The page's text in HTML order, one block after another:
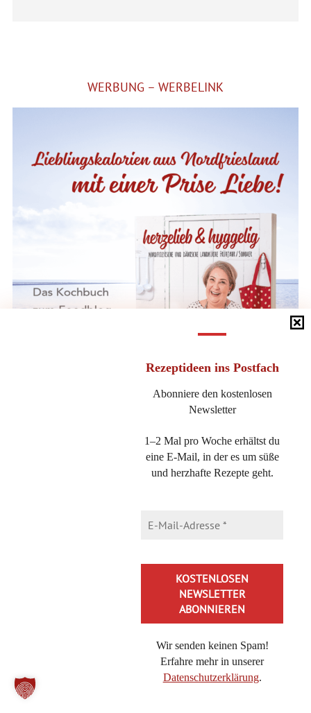
Rezeptideen ins Postfach
Abonniere den kostenlosen
Newsletter
1–2 Mal pro Woche erhältst du
eine E-Mail, in der es um süße
und herzhafte Rezepte geht.
Wir senden keinen Spam!
Erfahre mehr in unserer
Datenschutzerklärung.
WERBUNG – WERBELINK
NEUESTE BEITRÄGE
Brokkoli-Pasta mit Feta – ein 20-Minuten Nudelgericht
Bienenkaramell, schnelles Rezept für eine Honig-Nascherei
Cheeseburger-Pasta, in 20 Minuten lecker essen mit diesem